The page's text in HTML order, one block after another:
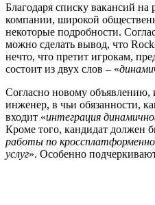
Благодаря списку вакансий на
компании, широкой
некоторые подробности.
можно сделать вывод, что
нечто, что претит игрокам,
состоит из двух слов – «
Согласно новому объявлению,
инженер, в чьи обязанности,
входит «интеграция
Кроме того, кандидат должен
работы по
услуг». Особенно